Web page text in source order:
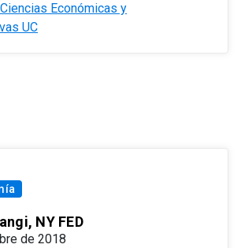
Económicas y
UC
NY FED
de 2018